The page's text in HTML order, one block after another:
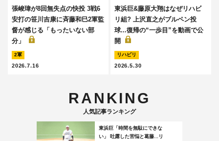
張峻瑋が8回無失点の快投 3戦6
安打の笹川吉康に斉藤和巳2軍監
督が感じる「もったいない部
分」
2軍
2026.7.16
東浜巨&藤原大翔はなぜリハビ
リ組? 上沢直之がブルペン投
球...復帰の“一歩目”を動画で公
開
リハビリ
2026.5.30
RANKING
人気記事ランキング
東浜巨「時間を無駄にできな
い」 吐露した苦悩と葛藤...リ